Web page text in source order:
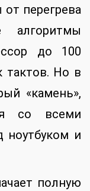
перегрева
алгоритмы
до 100
тактов. Но в
«камень»,
со всеми
ноутбуком и
полную